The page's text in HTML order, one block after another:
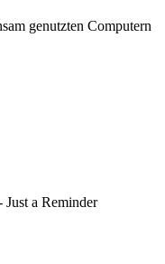
genutzten Computern
Just a Reminder